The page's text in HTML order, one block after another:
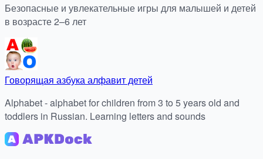
Безопасные и увлекательные игры для малышей и детей
в возрасте 2–6 лет
Говорящая азбука алфавит детей
Alphabet - alphabet for children from 3 to 5 years old and
toddlers in Russian. Learning letters and sounds